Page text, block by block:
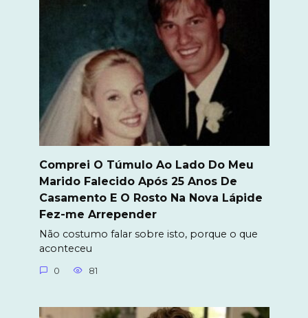
Comprei O Túmulo Ao Lado Do Meu
Marido Falecido Após 25 Anos De
Casamento E O Rosto Na Nova Lápide
Fez-me Arrepender
Não costumo falar sobre isto, porque o que
aconteceu
0 81